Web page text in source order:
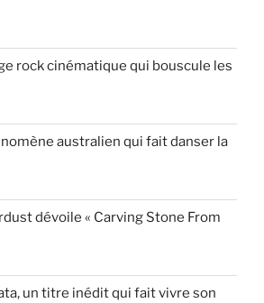
rock cinématique qui bouscule les
australien qui fait danser la
dévoile « Carving Stone From
un titre inédit qui fait vivre son